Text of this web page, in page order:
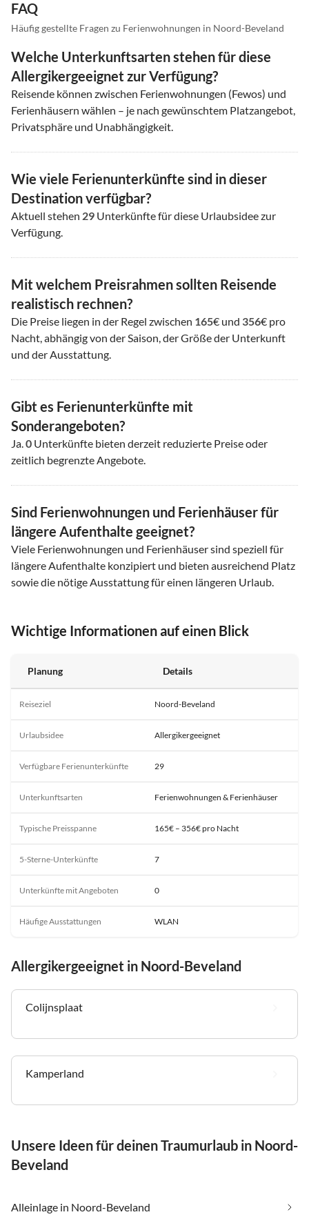
FAQ
Häufig gestellte Fragen zu Ferienwohnungen in Noord-Beveland
Welche Unterkunftsarten stehen für diese
Allergikergeeignet zur Verfügung?
Reisende können zwischen Ferienwohnungen (Fewos) und
Ferienhäusern wählen – je nach gewünschtem Platzangebot,
Privatsphäre und Unabhängigkeit.
Wie viele Ferienunterkünfte sind in dieser
Destination verfügbar?
Aktuell stehen 29 Unterkünfte für diese Urlaubsidee zur
Verfügung.
Mit welchem Preisrahmen sollten Reisende
realistisch rechnen?
Die Preise liegen in der Regel zwischen 165€ und 356€ pro
Nacht, abhängig von der Saison, der Größe der Unterkunft
und der Ausstattung.
Gibt es Ferienunterkünfte mit
Sonderangeboten?
Ja.0 Unterkünfte bieten derzeit reduzierte Preise oder
zeitlich begrenzte Angebote.
Sind Ferienwohnungen und Ferienhäuser für
längere Aufenthalte geeignet?
Viele Ferienwohnungen und Ferienhäuser sind speziell für
längere Aufenthalte konzipiert und bieten ausreichend Platz
sowie die nötige Ausstattung für einen längeren Urlaub.
Wichtige Informationen auf einen Blick
Planung Details
Reiseziel Noord-Beveland
Urlaubsidee Allergikergeeignet
Verfügbare Ferienunterkünfte 29
Unterkunftsarten Ferienwohnungen & Ferienhäuser
Typische Preisspanne 165€ – 356€ pro Nacht
5-Sterne-Unterkünfte 7
Unterkünfte mit Angeboten 0
Häufige Ausstattungen WLAN
Allergikergeeignet in Noord-Beveland
Colijnsplaat
Kamperland
Unsere Ideen für deinen Traumurlaub in Noord-
Beveland
Alleinlage in Noord-Beveland